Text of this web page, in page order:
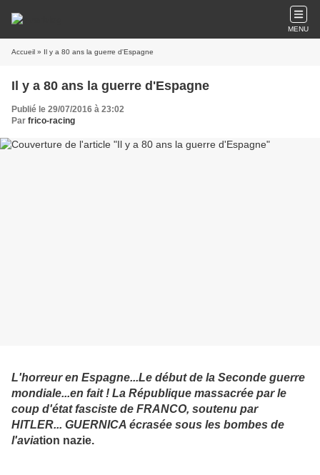
MENU
Accueil » Il y a 80 ans la guerre d'Espagne
Il y a 80 ans la guerre d'Espagne
Publié le 29/07/2016 à 23:02
Par frico-racing
L'horreur en Espagne...Le début de la Seconde guerre
mondiale...en fait ! La République massacrée par le
coup d'état fasciste de FRANCO, soutenu par
HITLER... GUERNICA écrasée sous les bombes de
l'aviation nazie.